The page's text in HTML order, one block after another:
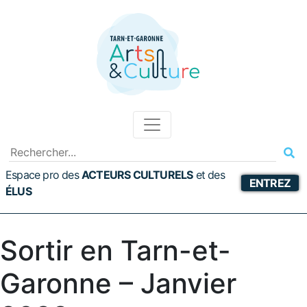
Espace pro desACTEURS CULTURELS etdes
ÉLUS
ENTREZ
Sortir en Tarn-et-
Garonne – Janvier